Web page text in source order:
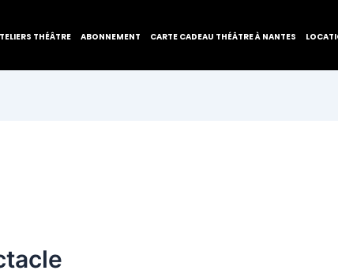
THÉÂTRE ABONNEMENT CARTE CADEAU THÉÂTRE À NANTES